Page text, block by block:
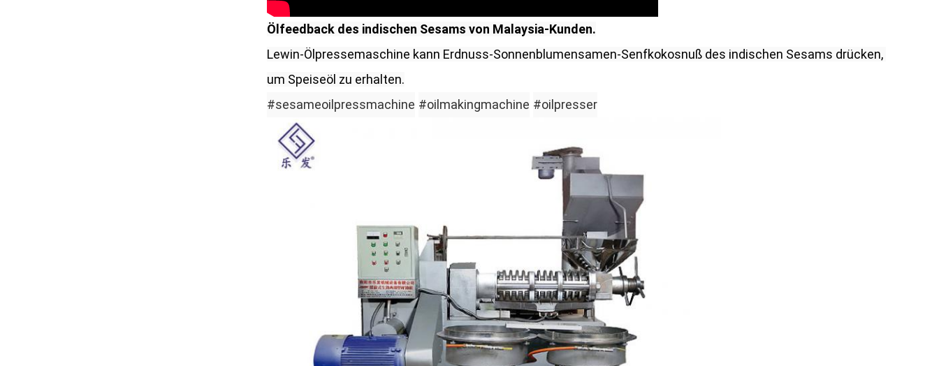
Ölfeedback des indischen Sesams von Malaysia-Kunden.
Lewin-Ölpressemaschine kann Erdnuss-Sonnenblumensamen-Senfkokosnuß des indischen Sesams drücken,
um Speiseöl zu erhalten.
#sesameoilpressmachine #oilmakingmachine #oilpresser